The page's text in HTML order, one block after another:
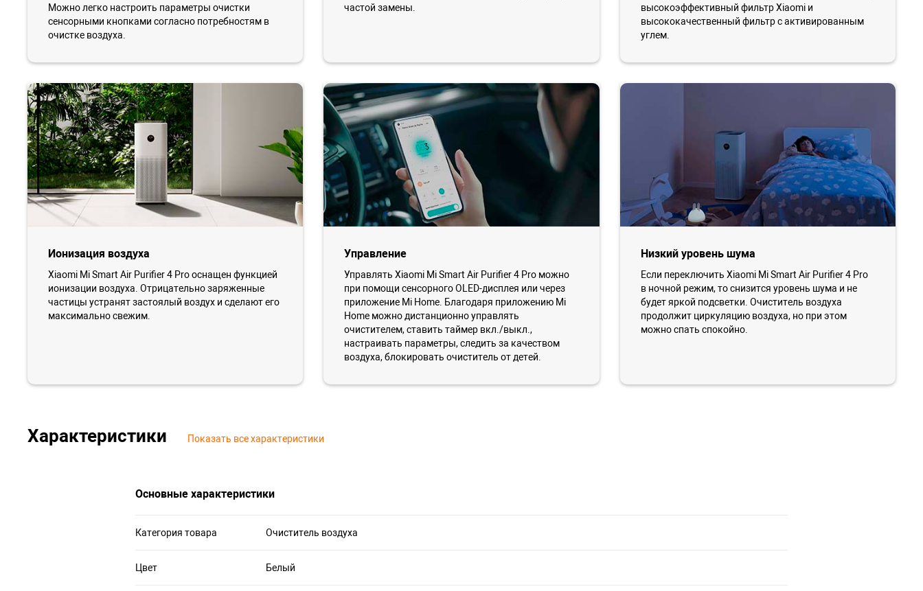
Можно легко настроить параметры очистки
сенсорными кнопками согласно потребностям в
очистке воздуха.
частой замены.
высокоэффективный фильтр Xiaomi и
высококачественный фильтр с активированным
углем.
Ионизация воздуха
Xiaomi Mi Smart Air Purifier 4 Pro оснащен функцией
ионизации воздуха. Отрицательно заряженные
частицы устранят застоялый воздух и сделают его
максимально свежим.
Управление
Управлять Xiaomi Mi Smart Air Purifier 4 Pro можно
при помощи сенсорного OLED-дисплея или через
приложение Mi Home. Благодаря приложению Mi
Home можно дистанционно управлять
очистителем, ставить таймер вкл./выкл.,
настраивать параметры, следить за качеством
воздуха, блокировать очиститель от детей.
Низкий уровень шума
Если переключить Xiaomi Mi Smart Air Purifier 4 Pro
в ночной режим, то снизится уровень шума и не
будет яркой подсветки. Очиститель воздуха
продолжит циркуляцию воздуха, но при этом
можно спать спокойно.
Характеристики Показать все характеристики
Основные характеристики
Категория товара Очиститель воздуха
Цвет Белый